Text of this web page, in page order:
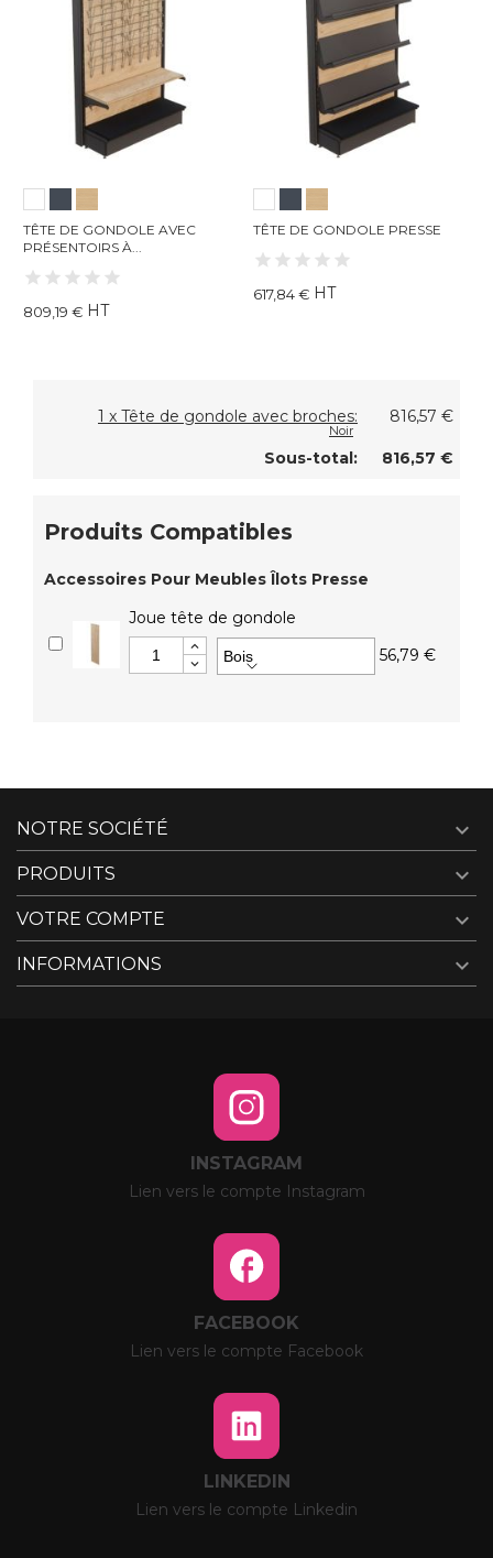
TÊTE DE GONDOLE AVEC
PRÉSENTOIRS À...
809,19 € HT
TÊTE DE GONDOLE PRESSE
617,84 € HT
1 x Tête de gondole avec broches:
Noir
816,57 €
Sous-total: 816,57 €
Produits Compatibles
Accessoires Pour Meubles Îlots Presse
Joue tête de gondole
56,79 €
NOTRE SOCIÉTÉ 
PRODUITS 
VOTRE COMPTE 
INFORMATIONS 
INSTAGRAM
Lien vers le compte Instagram
FACEBOOK
Lien vers le compte Facebook
LINKEDIN
Lien vers le compte Linkedin